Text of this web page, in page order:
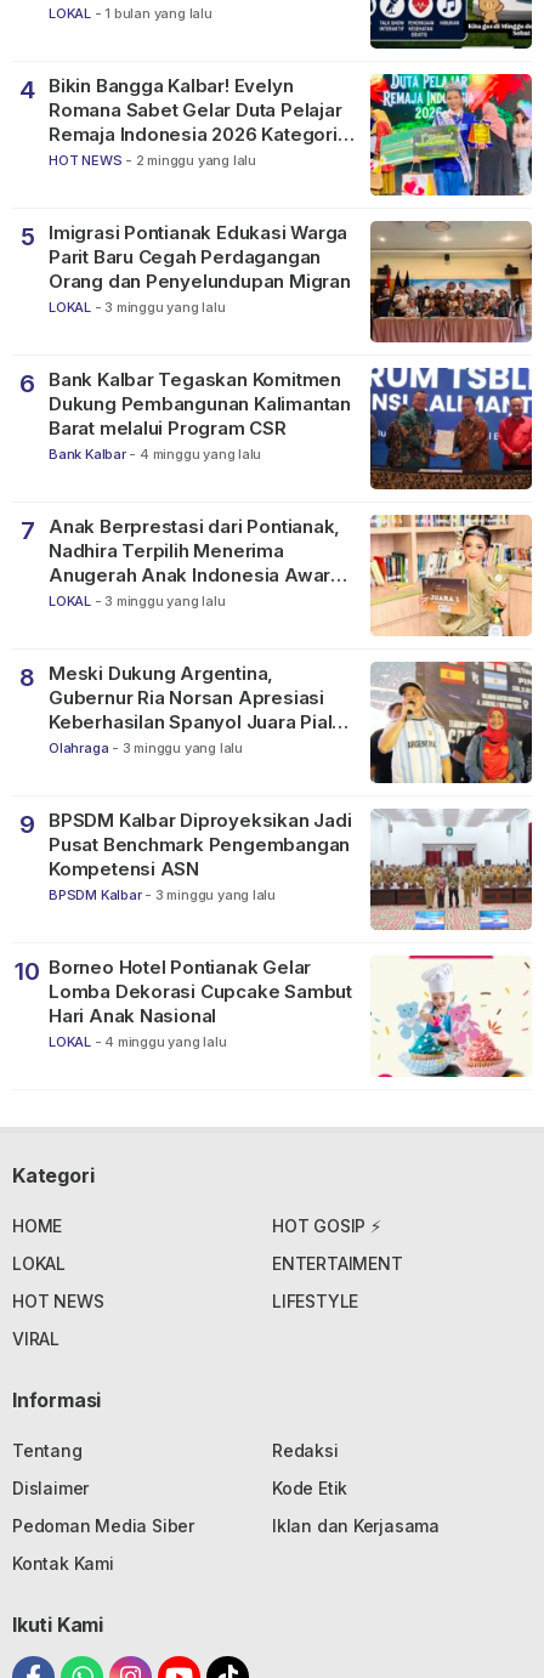
LOKAL - 1 bulan yang lalu
4
Bikin Bangga Kalbar! Evelyn
Romana Sabet Gelar Duta Pelajar
Remaja Indonesia 2026 Kategori
SMP
HOT NEWS - 2 minggu yang lalu
5
Imigrasi Pontianak Edukasi Warga
Parit Baru Cegah Perdagangan
Orang dan Penyelundupan Migran
LOKAL - 3 minggu yang lalu
6
Bank Kalbar Tegaskan Komitmen
Dukung Pembangunan Kalimantan
Barat melalui Program CSR
Bank Kalbar - 4 minggu yang lalu
7
Anak Berprestasi dari Pontianak,
Nadhira Terpilih Menerima
Anugerah Anak Indonesia Awards
2026
LOKAL - 3 minggu yang lalu
8
Meski Dukung Argentina,
Gubernur Ria Norsan Apresiasi
Keberhasilan Spanyol Juara Piala
Dunia FIFA 2026
Olahraga - 3 minggu yang lalu
9
BPSDM Kalbar Diproyeksikan Jadi
Pusat Benchmark Pengembangan
Kompetensi ASN
BPSDM Kalbar - 3 minggu yang lalu
10 Borneo Hotel Pontianak Gelar
Lomba Dekorasi Cupcake Sambut
Hari Anak Nasional
LOKAL - 4 minggu yang lalu
Kategori
HOME
HOT GOSIP ⚡
LOKAL
ENTERTAIMENT
HOT NEWS
LIFESTYLE
VIRAL
Informasi
Tentang
Redaksi
Dislaimer
Kode Etik
Pedoman Media Siber
Iklan dan Kerjasama
Kontak Kami
Ikuti Kami